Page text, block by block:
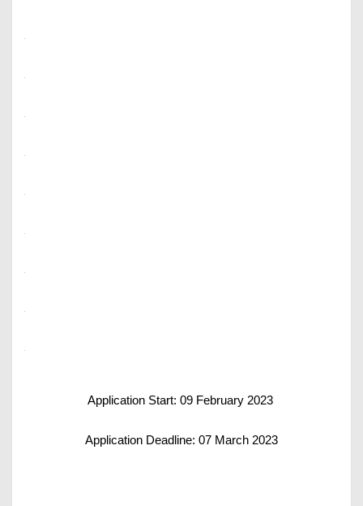
Application Start: 09 February 2023
Application Deadline: 07 March 2023